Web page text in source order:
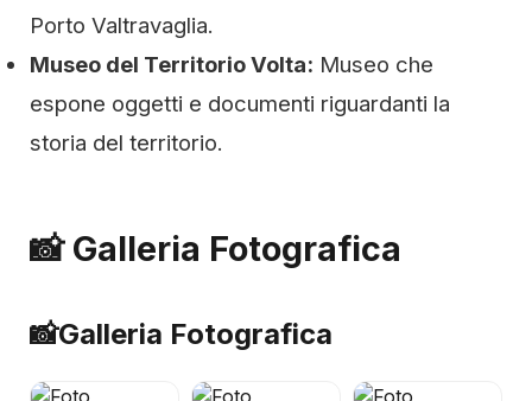
Porto Valtravaglia.
Museo del Territorio Volta: Museo che
espone oggetti e documenti riguardanti la
storia del territorio.
📸 Galleria Fotografica
📸Galleria Fotografica